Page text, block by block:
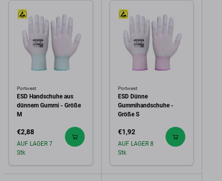
Portwest
ESD Handschuhe aus
dünnem Gummi - Größe
M
€2,88
AUF LAGER 7
Stk
Portwest
ESD Dünne
Gummihandschuhe -
Größe S
€1,92
AUF LAGER 8
Stk